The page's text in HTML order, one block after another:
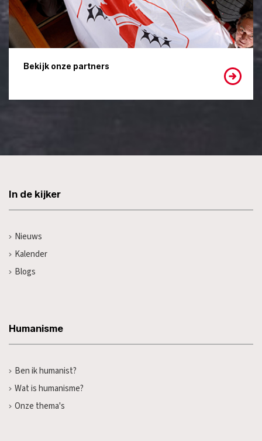
Bekijk onze partners
In de kijker
Nieuws
Kalender
Blogs
Humanisme
Ben ik humanist?
Wat is humanisme?
Onze thema's